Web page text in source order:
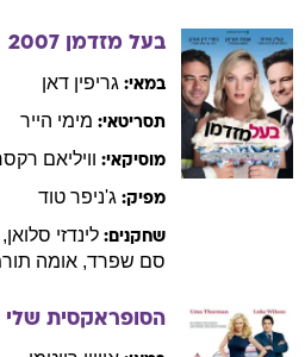
בעל מזדמן 2007
במאי: גריפין דאן
תסריטאי: מימי הייר
מוסיקאי: וויליאם
מפיק: ג'ניפר טוד
שחקנים: לינדזי סלואן,
סם שפרד, אומה
הסופראקסית שלי